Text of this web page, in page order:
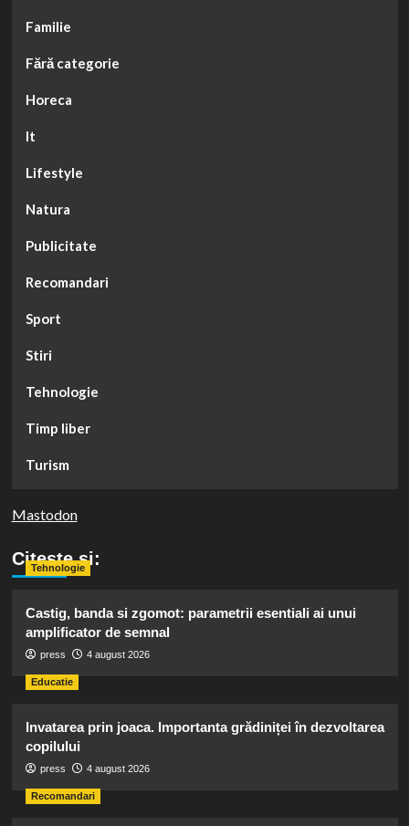
Familie
Fără categorie
Horeca
It
Lifestyle
Natura
Publicitate
Recomandari
Sport
Stiri
Tehnologie
Timp liber
Turism
Mastodon
Citeste si:
Tehnologie
Castig, banda si zgomot: parametrii esentiali ai unui
amplificator de semnal
press 4 august 2026
Educatie
Invatarea prin joaca. Importanta grădiniței în dezvoltarea
copilului
press 4 august 2026
Recomandari